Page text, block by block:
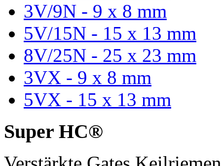
3V/9N - 9 x 8 mm
5V/15N - 15 x 13 mm
8V/25N - 25 x 23 mm
3VX - 9 x 8 mm
5VX - 15 x 13 mm
Super HC®